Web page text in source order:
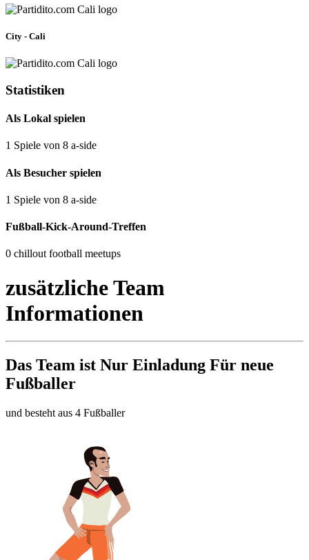
City - Cali
Statistiken
Als Lokal spielen
1 Spiele von 8 a-side
Als Besucher spielen
1 Spiele von 8 a-side
Fußball-Kick-Around-Treffen
0 chillout football meetups
zusätzliche Team
Informationen
Das Team ist Nur Einladung Für neue
Fußballer
und besteht aus 4 Fußballer